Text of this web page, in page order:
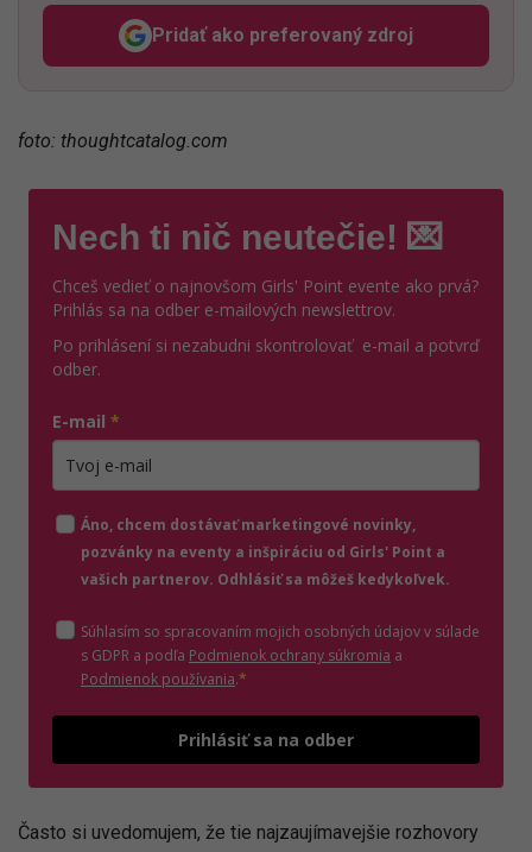
Pridať ako preferovaný zdroj
Odzadu, odkaz sa otvorí v
foto: thoughtcatalog.com
Nech ti nič neutečie! 💌
Chceš vedieť o najnovšom Girls' Point evente ako prvá?
Prihlás sa na odber e-mailových newslettrov.
Po prihlásení si nezabudni skontrolovať e-mail a potvrď
odber.
E-mail *
Áno, chcem dostávať marketingové novinky,
pozvánky na eventy a inšpiráciu od Girls' Point a
vašich partnerov. Odhlásiť sa môžeš kedykoľvek.
Súhlasím so spracovaním mojich osobných údajov v súlade
s GDPR a podľa Podmienok ochrany súkromia (otvorí sa v novom
a
Podmienok používania(otvorí sa v novom okne)
.*
Prihlásiť sa na odber
Často si uvedomujem, že tie najzaujímavejšie rozhovory